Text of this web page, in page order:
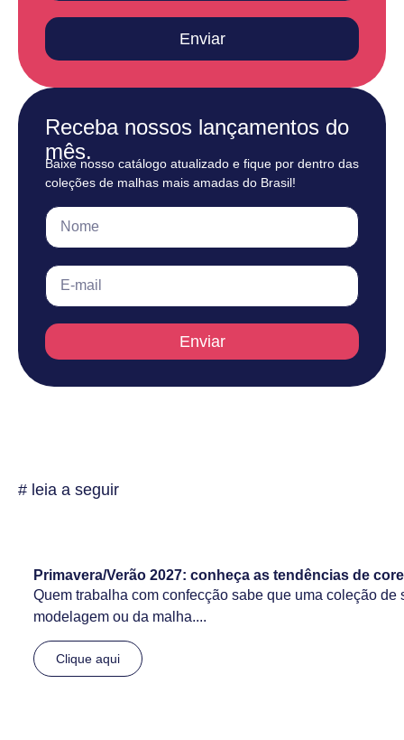
Enviar
Receba nossos lançamentos do
mês.
Baixe nosso catálogo atualizado e fique por dentro das
coleções de malhas mais amadas do Brasil!
Enviar
# leia a seguir
Primavera/Verão 2027: conheça as tendências de
Quem trabalha com confecção sabe que uma coleção
modelagem ou da malha....
Clique aqui